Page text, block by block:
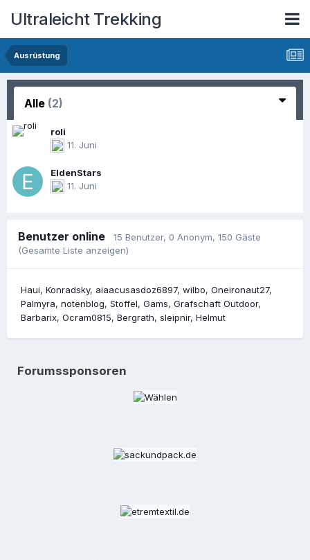
Ultraleicht Trekking
Ausrüstung
Alle (2)
roli
11. Juni
EldenStars
11. Juni
Benutzer online 15 Benutzer, 0 Anonym, 150 Gäste
(Gesamte Liste anzeigen)
Haui Konradsky aiaacusasdoz6897 wilbo Oneironaut27
Palmyra notenblog Stoffel Gams Grafschaft Outdoor
Barbarix Ocram0815 Bergrath sleipnir Helmut
Forumssponsoren